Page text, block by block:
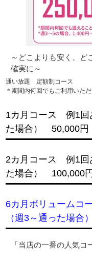
～どこよりも安く、ど
確実に～
通い放題 定額制コース
＊期間内何回でもご利用いただ
1カ月コース 例1回
た場合） 50,000円
2カ月コース 例1回
た場合） 100,000円
6カ月ボリューム
（週3～通った場
「当店の一番の人気コ